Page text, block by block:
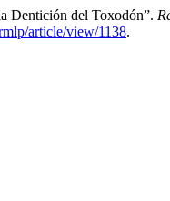
Dentición del Toxodón”.
article/view/1138.